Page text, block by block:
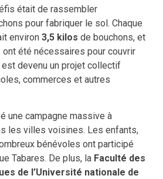
était de rassembler
pour fabriquer le sol. Chaque
environ 3,5 kilos de bouchons, et
ont été nécessaires pour couvrir
devenu un projet collectif
commerces et autres
une campagne massive à
les villes voisines. Les enfants,
bénévoles ont participé
Tabares. De plus, la Faculté des
de l’Université nationale de